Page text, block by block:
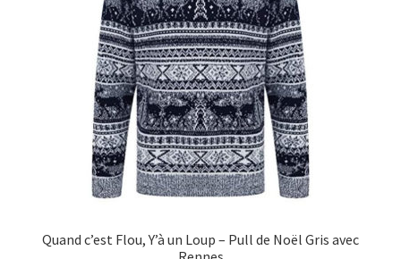
Quand c’est Flou, Y’à un Loup – Pull de Noël Gris avec